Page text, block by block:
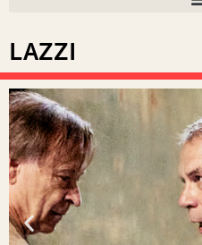
LAZZI